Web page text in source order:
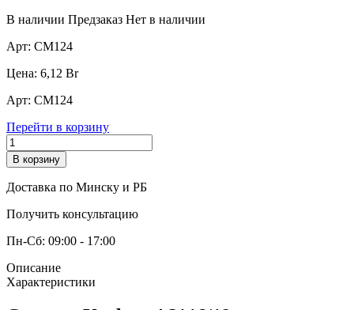
В наличии Предзаказ Нет в наличии
Арт: СМ124
Цена: 6,12 Br
Арт: СМ124
Перейти в корзину
В корзину
Доставка по Минску и РБ
Получить консультацию
Пн-Сб: 09:00 - 17:00
Описание
Характеристики